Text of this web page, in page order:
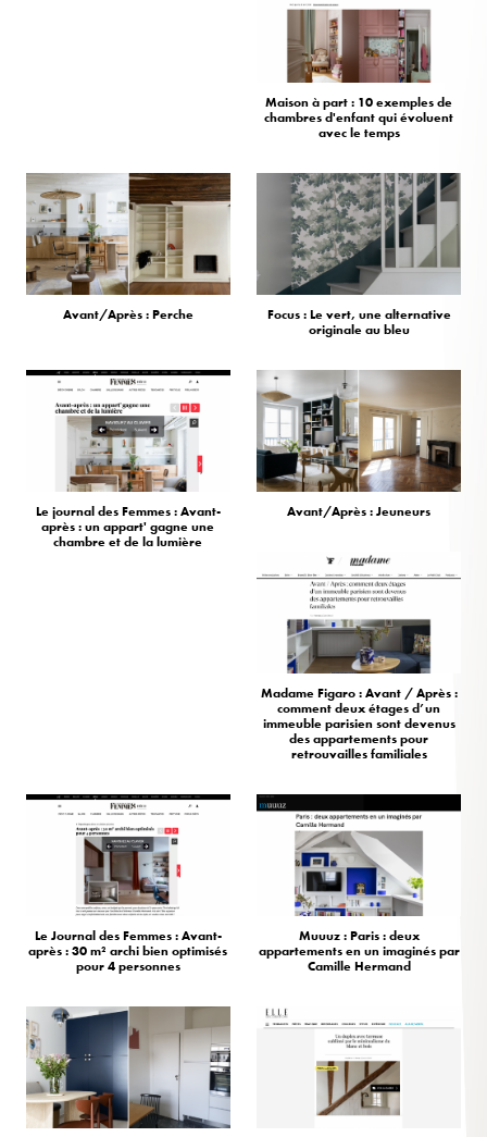
Maison à part : 10 exemples de
chambres d'enfant qui évoluent
avec le temps
Avant/Après : Perche
Focus : Le vert, une alternative
originale au bleu
Le journal des Femmes : Avant-
après : un appart' gagne une
chambre et de la lumière
Avant/Après : Jeuneurs
Madame Figaro : Avant / Après :
comment deux étages d’un
immeuble parisien sont devenus
des appartements pour
retrouvailles familiales
Le Journal des Femmes : Avant-
après : 30 m² archi bien optimisés
pour 4 personnes
Muuuz : Paris : deux
appartements en un imaginés par
Camille Hermand